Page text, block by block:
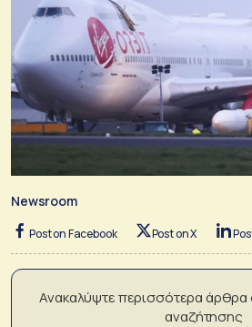
Newsroom
Post on Facebook Post on X
Ανακαλύψτε περισσότερα άρθρα
αναζήτησης